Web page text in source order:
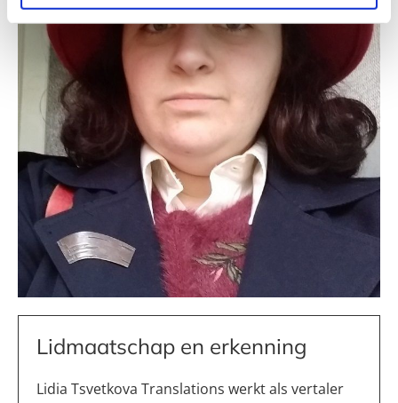
Lidmaatschap en erkenning
Lidia Tsvetkova Translations werkt als vertaler